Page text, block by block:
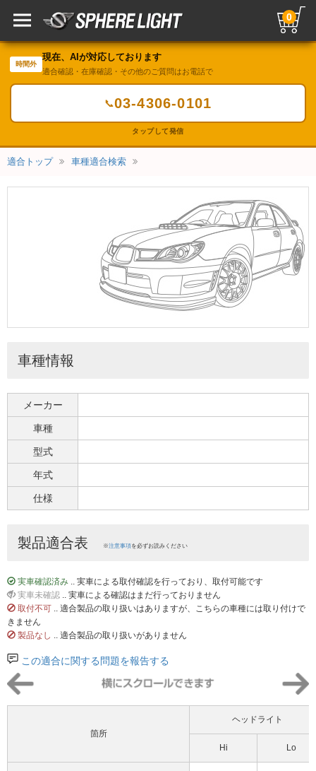
0
時間外
現在、AIが対応しております
適合確認・在庫確認・その他のご質問はお電話で
📞03-4306-0101
タップして発信
適合トップ 車種適合検索
車種情報
メーカー
車種
型式
年式
仕様
製品適合表 ※注意事項を必ずお読みください
実車確認済み .. 実車による取付確認を行っており、取付可能です
実車未確認 .. 実車による確認はまだ行っておりません
取付不可 .. 適合製品の取り扱いはありますが、こちらの車種には取り付けで
きません
製品なし .. 適合製品の取り扱いがありません
この適合に関する問題を報告する
箇所
ヘッドライト
Hi Lo